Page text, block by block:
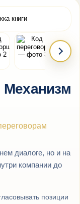
Механизм
диалоге, но и на
компании до
позиции